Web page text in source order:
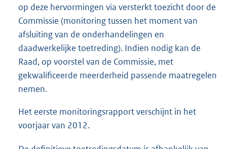
op deze hervormingen via versterkt toezicht door de
Commissie (monitoring tussen het moment van
afsluiting van de onderhandelingen en
daadwerkelijke toetreding). Indien nodig kan de
Raad, op voorstel van de Commissie, met
gekwalificeerde meerderheid passende maatregelen
nemen.
Het eerste monitoringsrapport verschijnt in het
voorjaar van 2012.